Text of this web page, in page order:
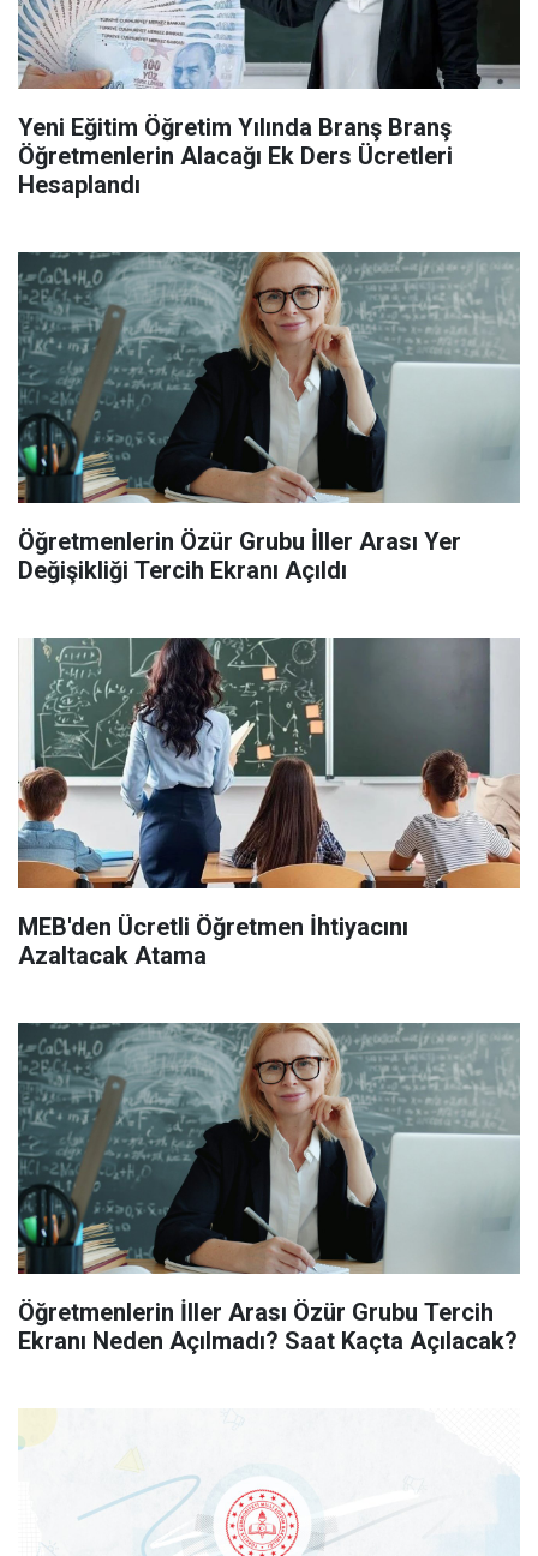
Yeni Eğitim Öğretim Yılında Branş Branş
Öğretmenlerin Alacağı Ek Ders Ücretleri
Hesaplandı
Öğretmenlerin Özür Grubu İller Arası Yer
Değişikliği Tercih Ekranı Açıldı
MEB'den Ücretli Öğretmen İhtiyacını
Azaltacak Atama
Öğretmenlerin İller Arası Özür Grubu Tercih
Ekranı Neden Açılmadı? Saat Kaçta Açılacak?